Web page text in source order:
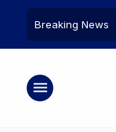
Breaking News
Aduan
untuk Perbaikan PJU
menu